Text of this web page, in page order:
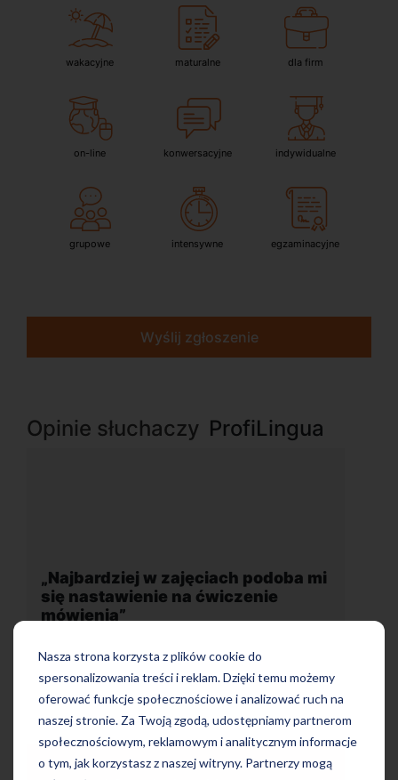
Nasza strona korzysta z plików cookie do
spersonalizowania treści i reklam. Dzięki temu możemy
oferować funkcje społecznościowe i analizować ruch na
naszej stronie. Za Twoją zgodą, udostępniamy partnerom
społecznościowym, reklamowym i analitycznym informacje
o tym, jak korzystasz z naszej witryny. Partnerzy mogą
wakacyjne maturalne dla firm
on-line konwersacyjne indywidualne
grupowe intensywne egzaminacyjne
Wyślij zgłoszenie
Opinie słuchaczy ProfiLingua
„Wygodna, nowoczesna szkoła
położona w dogodnej lokalizacji”